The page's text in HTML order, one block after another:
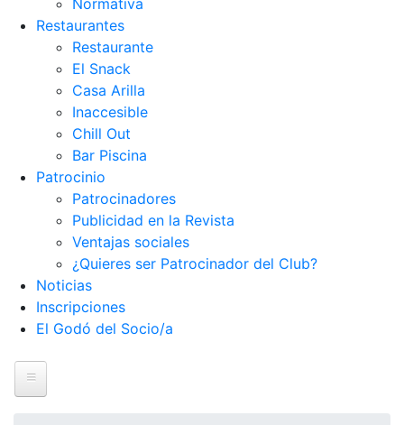
Normativa
Restaurantes
Restaurante
El Snack
Casa Arilla
Inaccesible
Chill Out
Bar Piscina
Patrocinio
Patrocinadores
Publicidad en la Revista
Ventajas sociales
¿Quieres ser Patrocinador del Club?
Noticias
Inscripciones
El Godó del Socio/a